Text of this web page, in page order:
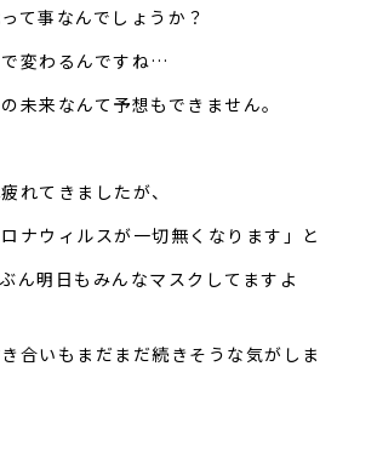
て事なんでしょうか？
変わるんですね…
未来なんて予想もできません。
れてきましたが、
ロナウィルスが一切無くなります」と
ん明日もみんなマスクしてますよ
合いもまだまだ続きそうな気がしま